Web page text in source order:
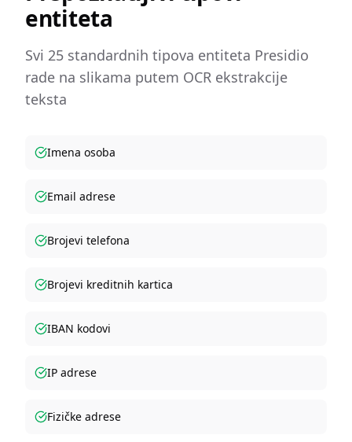
entiteta
Svi 25 standardnih tipova entiteta Presidio
rade na slikama putem OCR ekstrakcije
teksta
Imena osoba
Email adrese
Brojevi telefona
Brojevi kreditnih kartica
IBAN kodovi
IP adrese
Fizičke adrese